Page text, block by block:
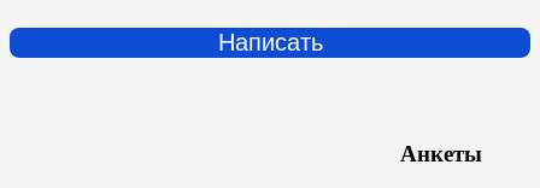
Написать
Анкеты